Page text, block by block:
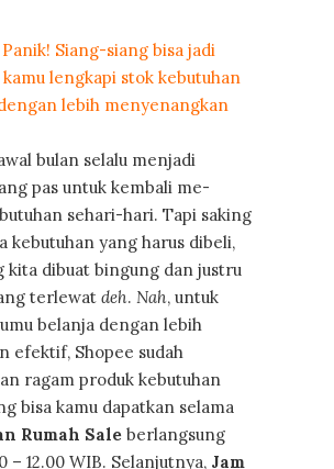
Siang-siang bisa jadi
lengkapi stok kebutuhan
lebih menyenangkan
bulan selalu menjadi
pas untuk kembali me-
sehari-hari. Tapi saking
kebutuhan yang harus dibeli,
kita dibuat bingung dan justru
terlewat deh. Nah, untuk
belanja dengan lebih
efektif, Shopee sudah
ragam produk kebutuhan
bisa kamu dapatkan selama
Rumah Sale berlangsung
– 12.00 WIB. Selanjutnya, Jam